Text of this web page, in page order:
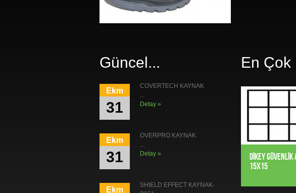
Güncel...
Ekm
31
COVERTECH KAYNAK
Detay »
Ekm
31
OVERPRO KAYNAK
Detay »
Ekm
SHIELD EFFECT KAYNAK-
En Çok
DIKEY GÜVENLIK
15X15